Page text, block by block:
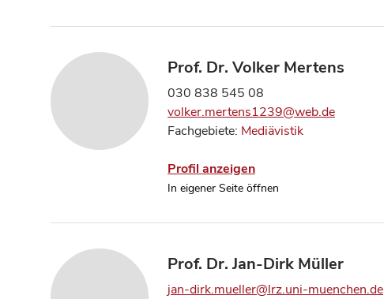
Prof. Dr. Volker Mertens
030 838 545 08
volker.mertens1239@web.de
Fachgebiete: Mediävistik
Profil anzeigen
In eigener Seite öffnen
Prof. Dr. Jan-Dirk Müller
jan-dirk.mueller@lrz.uni-muenchen.de